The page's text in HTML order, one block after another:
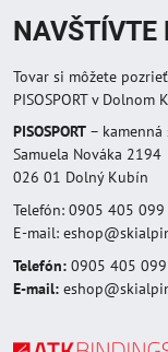
NAVŠTÍVTE
Tovar si môžete
PISOSPORT v Dolnom
PISOSPORT –
Samuela Nováka 2194
026 01 Dolný Kubín
Telefón: 0905 405 099
E-mail:
Telefón: 0905 405 099
E-mail: